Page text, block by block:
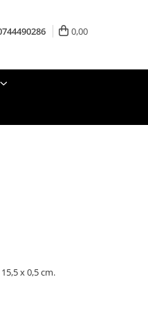
0,00
x 0,5 cm.